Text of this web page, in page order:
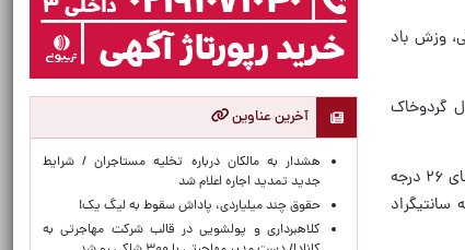
وزش باد
و احتمال گردوخاک
آسمان استان تهران، جمعه (اول خرداد) نیمه‌ابری در صبح، رگبار و رعدوبرق و گاهی وزش باد شدید با کمینه دمای ۱۵ و بیشینه دمای ۲۶ درجه
کمی ابری و در بعدازظهر افزایش باد با کم‌ترین دمای ۱۶ و بیش‌ترین دمای ۲۶ درجه سانتیگراد
آخرین عناوین
هشدار به مالکان درباره تخلیه مستاجران / شرایط
جدید تمدید اجاره اعلام شد
حقوق چند میلیاردی، پاداش سقوط به لیگ یک!
کلاهبرداری و پولشویی در قالب شرکت مهاجرتی به